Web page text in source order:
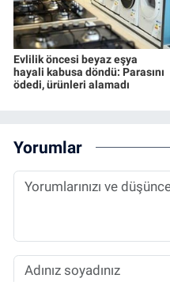
Evlilik öncesi beyaz eşya
hayali kabusa döndü: Parasını
ödedi, ürünleri alamadı
Yorumlar